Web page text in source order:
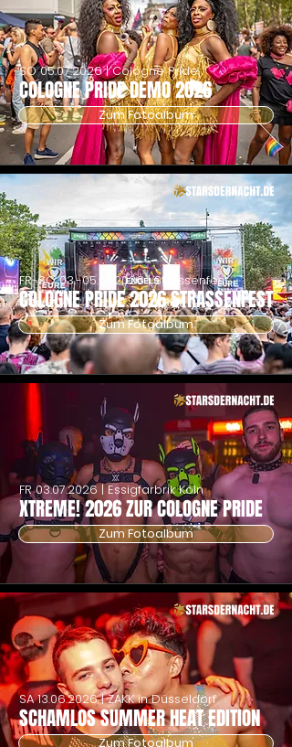
COLOGNE PRIDE DEMO 2026
SO05.07.2026| Cologne Pride
Zum Fotoalbum
COLOGNE PRIDE 2026 STRASSENFEST
FR-SO03.-05.07.2026| Strassenfest
Zum Fotoalbum
XTREME! 2026 ZUR COLOGNE PRIDE
FR03.07.2026| Essigfarbrik Köln
Zum Fotoalbum
SCHAMLOS SUMMER HEAT EDITION
SA13.06.2026| ZAKK in Düsseldorf
Zum Fotoalbum